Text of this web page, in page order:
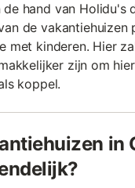
de hand van Holidu's
de vakantiehuizen
met kinderen. Hier
zijn om
koppel.
in